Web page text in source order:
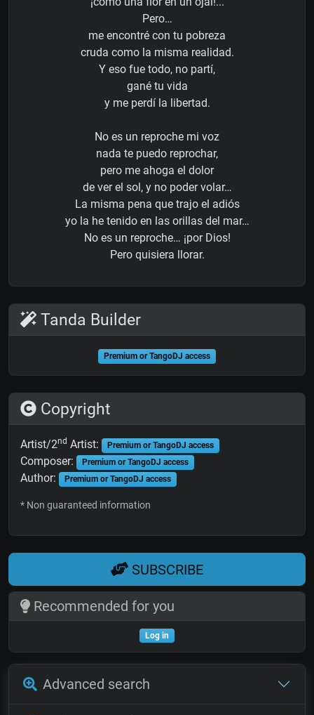
Pero…
me encontré con tu pobreza
cruda como la misma realidad.
Y eso fue todo, no partí,
gané tu vida
y me perdí la libertad.
No es un reproche mi voz
nada te puedo reprochar,
pero me ahoga el dolor
de ver el sol, y no poder volar…
La misma pena que trajo el adiós
yo la he tenido en las orillas del mar…
No es un reproche… ¡por Dios!
Pero quisiera llorar.
Tanda Builder
Premium or TangoDJ access
Copyright
Artist/2nd Artist: Premium or TangoDJ access
Composer: Premium or TangoDJ access
Author: Premium or TangoDJ access
* Non guaranteed information
SUBSCRIBE
Recommended for you
Log in
Advanced search